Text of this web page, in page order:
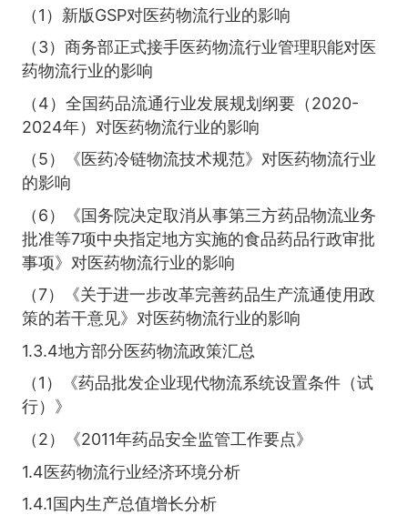
（1）新版GSP对医药物流行业的影响
（3）商务部正式接手医药物流行业管理职能对医
药物流行业的影响
（4）全国药品流通行业发展规划纲要（2020-
2024年）对医药物流行业的影响
（5）《医药冷链物流技术规范》对医药物流行业
的影响
（6）《国务院决定取消从事第三方药品物流业务
批准等7项中央指定地方实施的食品药品行政审批
事项》对医药物流行业的影响
（7）《关于进一步改革完善药品生产流通使用政
策的若干意见》对医药物流行业的影响
1.3.4地方部分医药物流政策汇总
（1）《药品批发企业现代物流系统设置条件（试
行）》
（2）《2011年药品安全监管工作要点》
1.4医药物流行业经济环境分析
1.4.1国内生产总值增长分析